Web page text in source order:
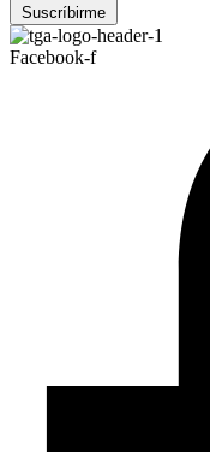
Suscríbirme
Facebook-f